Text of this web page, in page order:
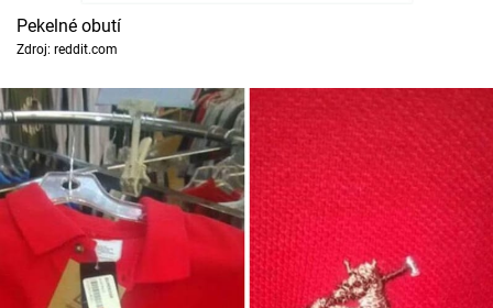
Pekelné obutí
Zdroj: reddit.com